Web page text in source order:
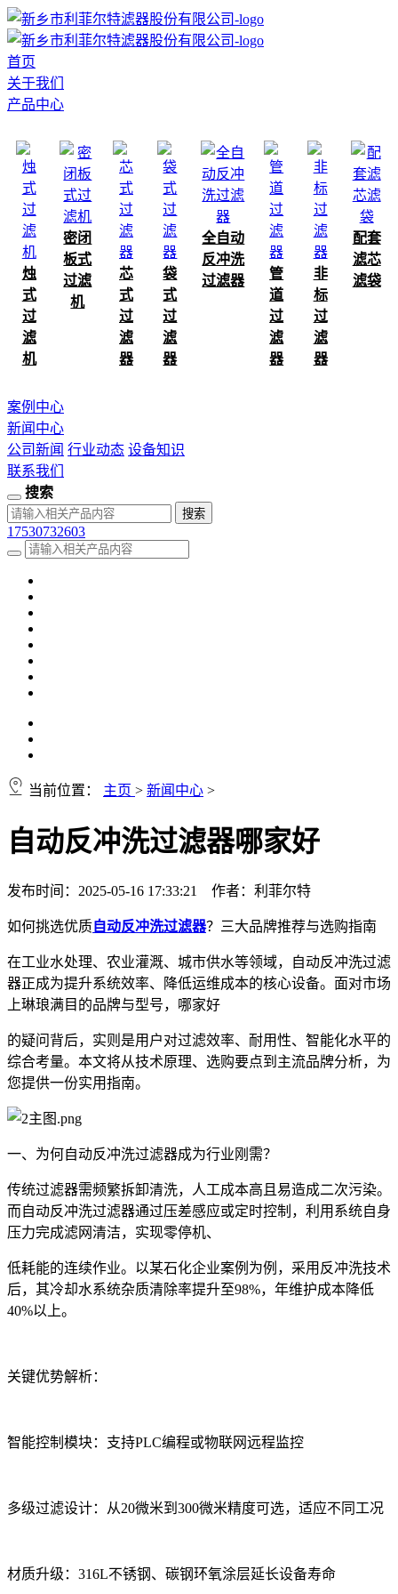
首页
关于我们
产品中心
烛
式
过
滤
机
密闭
板式
过滤
机
芯
式
过
滤
器
袋
式
过
滤
器
全自动
反冲洗
过滤器
管
道
过
滤
器
非
标
过
滤
器
配套
滤芯
滤袋
案例中心
新闻中心
公司新闻 行业动态 设备知识
联系我们
搜索
17530732603
当前位置： 主页 > 新闻中心 >
自动反冲洗过滤器哪家好
发布时间：2025-05-16 17:33:21 作者：利菲尔特
如何挑选优质自动反冲洗过滤器？三大品牌推荐与选购指南
在工业水处理、农业灌溉、城市供水等领域，自动反冲洗过滤
器正成为提升系统效率、降低运维成本的核心设备。面对市场
上琳琅满目的品牌与型号，哪家好
的疑问背后，实则是用户对过滤效率、耐用性、智能化水平的
综合考量。本文将从技术原理、选购要点到主流品牌分析，为
您提供一份实用指南。
一、为何自动反冲洗过滤器成为行业刚需？
传统过滤器需频繁拆卸清洗，人工成本高且易造成二次污染。
而自动反冲洗过滤器通过压差感应或定时控制，利用系统自身
压力完成滤网清洁，实现零停机、
低耗能的连续作业。以某石化企业案例为例，采用反冲洗技术
后，其冷却水系统杂质清除率提升至98%，年维护成本降低
40%以上。
关键优势解析：
智能控制模块：支持PLC编程或物联网远程监控
多级过滤设计：从20微米到300微米精度可选，适应不同工况
材质升级：316L不锈钢、碳钢环氧涂层延长设备寿命